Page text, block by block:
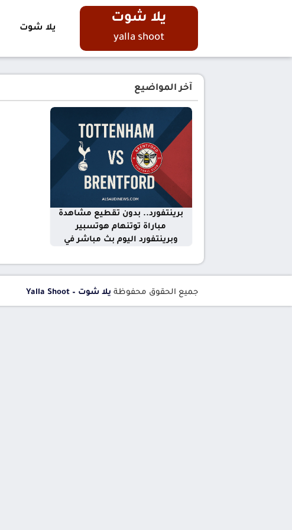
يلا شوت
yalla shoot
يلا شوت
آخر المواضيع
يلا شوت ماتش توتنهام ضد
برينتفورد.. بدون تقطيع مشاهدة
مباراة توتنهام هوتسبير
وبرينتفورد اليوم بث مباشر في
جميع الحقوق محفوظة يلا شوت – Yalla Shoot